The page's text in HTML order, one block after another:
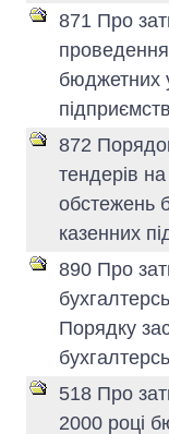
871 Про
бюджетних
підприємств
872
тендерів
обстежень
казенних
890 Про
Порядку
518 Про
2000 році